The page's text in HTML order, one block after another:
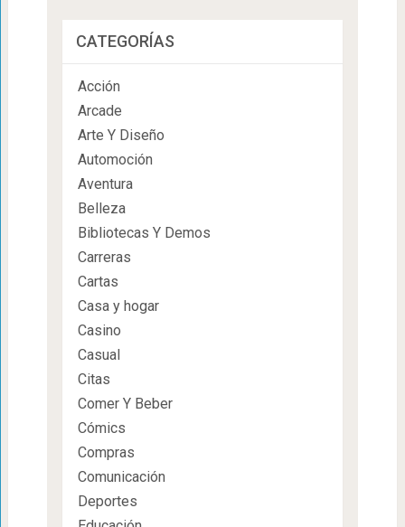
CATEGORÍAS
Acción
Arcade
Arte Y Diseño
Automoción
Aventura
Belleza
Bibliotecas Y Demos
Carreras
Cartas
Casa y hogar
Casino
Casual
Citas
Comer Y Beber
Cómics
Compras
Comunicación
Deportes